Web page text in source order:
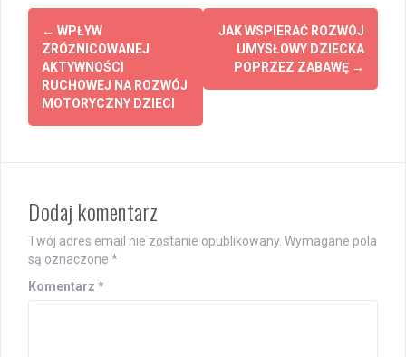
Post
navigation
← WPŁYW
ZRÓŻNICOWANEJ
AKTYWNOŚCI
RUCHOWEJ NA ROZWÓJ
MOTORYCZNY DZIECI
JAK WSPIERAĆ ROZWÓJ
UMYSŁOWY DZIECKA
POPRZEZ ZABAWĘ →
Dodaj komentarz
Twój adres email nie zostanie opublikowany. Wymagane pola
są oznaczone *
Komentarz *